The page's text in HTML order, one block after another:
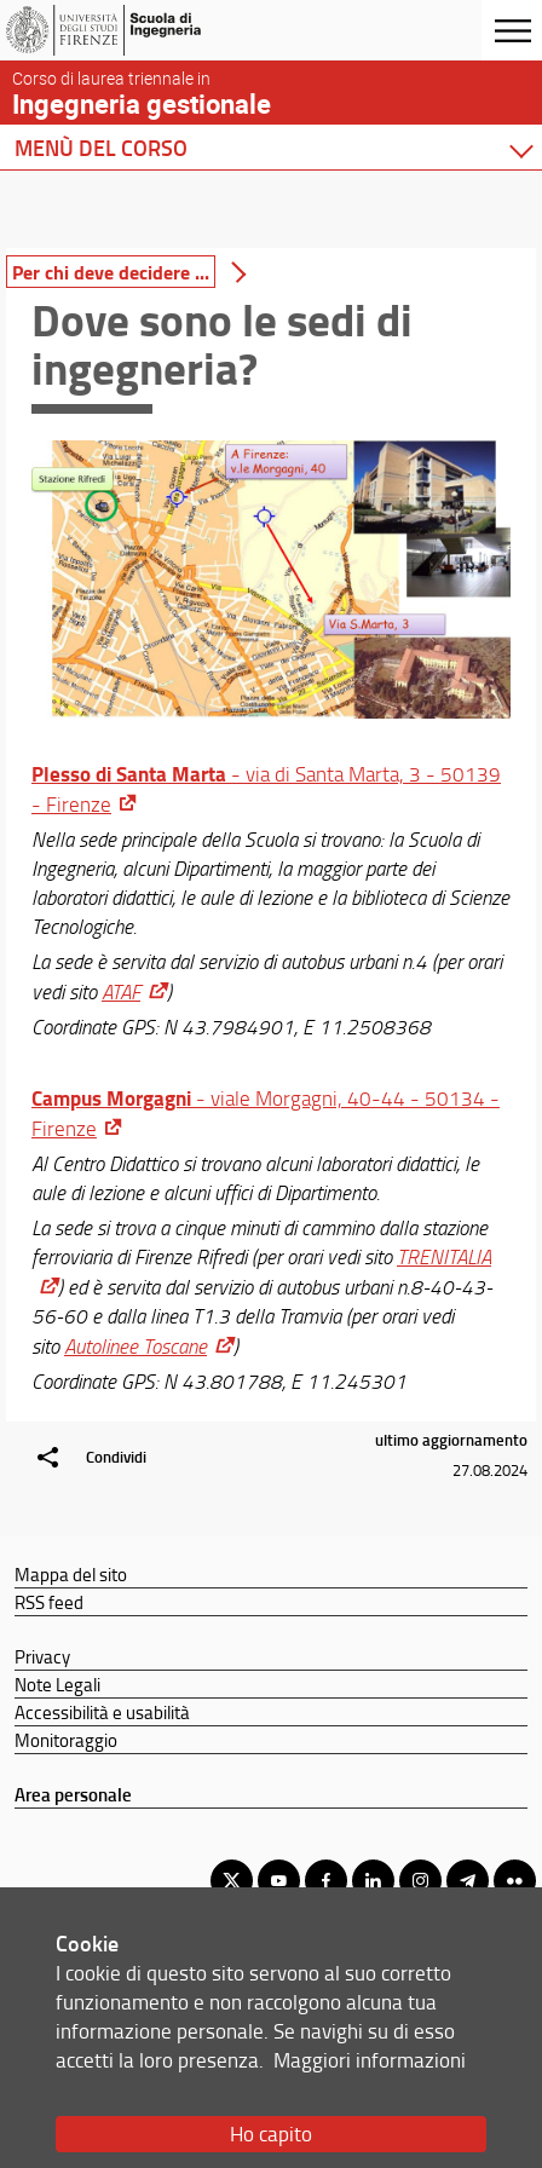
Corso di laurea triennale in
Ingegneria gestionale
MENÙ DEL CORSO
Per chi deve decidere ...
Presentazione del corso
Sedi e strutture
Per iscriversi
Per laurearsi
Proseguire dopo la laurea
Qualità
Comitato di Indirizzo
Suggerimenti e Reclami
Didattica
Docenti
Orario e calendari
Per chi deve decidere ...
Dove sono le sedi di
ingegneria?
Plesso di Santa Marta - via di Santa Marta, 3 - 50139
- Firenze
Nella sede principale della Scuola si trovano: la Scuola di
Ingegneria, alcuni Dipartimenti, la maggior parte dei
laboratori didattici, le aule di lezione e la biblioteca di Scienze
Tecnologiche.
La sede è servita dal servizio di autobus urbani n.4 (per orari
vedi sitoATAF
)
Coordinate GPS: N 43.7984901, E 11.2508368
Campus Morgagni- viale Morgagni, 40-44 - 50134 -
Firenze
Al Centro Didattico si trovano alcuni laboratori didattici, le
aule di lezione e alcuni uffici di Dipartimento.
La sede si trova a cinque minuti di cammino dalla stazione
ferroviaria di Firenze Rifredi (per orari vedi sito TRENITALIA
) ed è servita dal servizio di autobus urbani n.8-40-43-
56-60 e dalla linea T1.3 della Tramvia (per orari vedi
sitoAutolinee Toscane
)
Coordinate GPS: N 43.801788, E 11.245301
Condividi
ultimo aggiornamento
27.08.2024
Mappa del sito
RSS feed
Privacy
Note Legali
Accessibilità e usabilità
Monitoraggio
Area personale
© Copyright 2012-2026 Università degli Studi di Firenze UNIFI
P.IVA/Cod.Fis 01279680480
Via di S. Marta, 3 - 50139 Firenze (FI)
Email:
Cookie
I cookie di questo sito servono al suo corretto
funzionamento e non raccolgono alcuna tua
informazione personale. Se navighi su di esso
accetti la loro presenza. Maggiori informazioni
Ho capito